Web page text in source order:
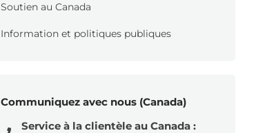
Soutien au Canada
Information et politiques publiques
Communiquez avec nous (Canada)
Service à la clientèle au Canada :